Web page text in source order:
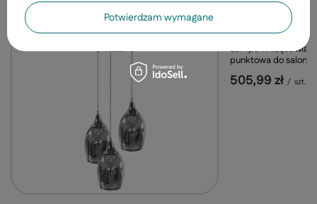
Lampa wisząca
punktowa do salonu
505,99 zł / szt.
Potwierdzam wymagane